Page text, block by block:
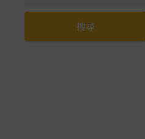
所有 價格
萬元以上